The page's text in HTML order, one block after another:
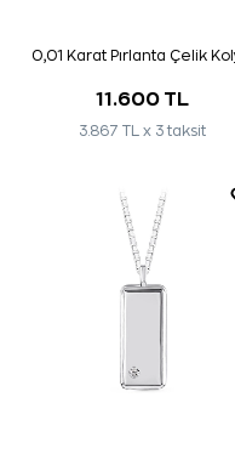
0,01 Karat Pırlanta Çelik
11.600 TL
3.867 TL x 3 taksit